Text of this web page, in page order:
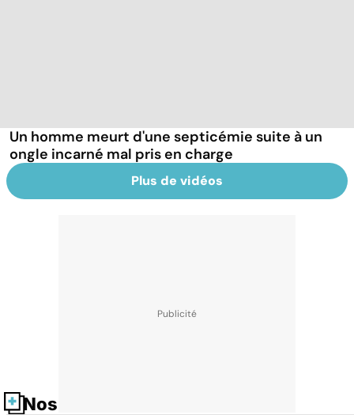
Un homme meurt d'une septicémie suite à un
ongle incarné mal pris en charge
Plus de vidéos
Nos fiches santé